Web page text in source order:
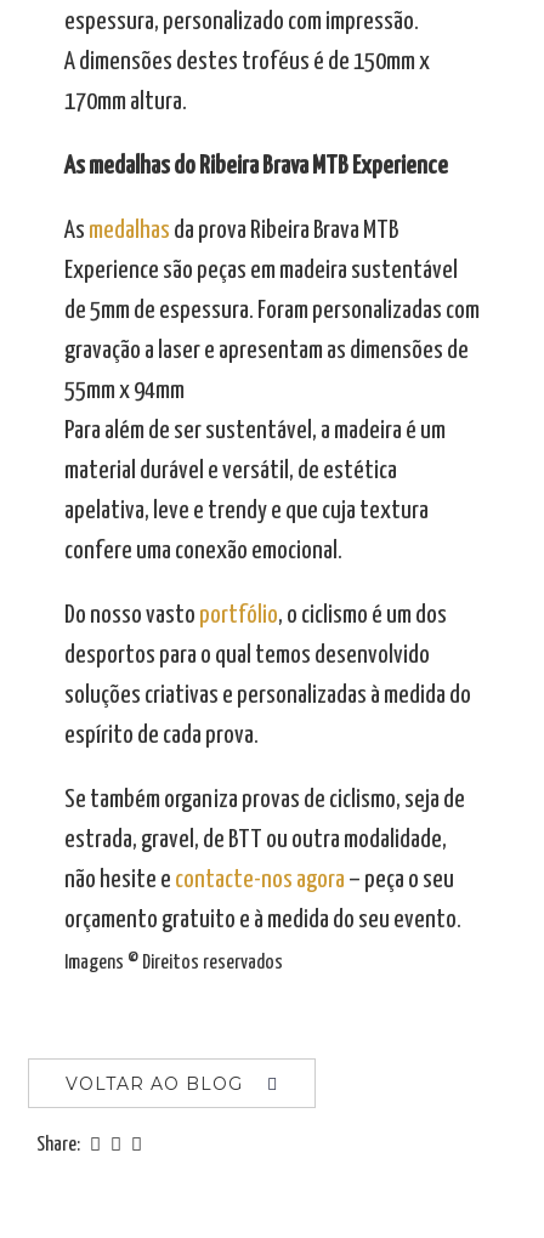
espessura, personalizado com impressão.
A dimensões destes troféus é de 150mm x
170mm altura.
As medalhas do Ribeira Brava MTB Experience
As medalhas da prova Ribeira Brava MTB
Experience são peças em madeira sustentável
de 5mm de espessura. Foram personalizadas com
gravação a laser e apresentam as dimensões de
55mm x 94mm
Para além de ser sustentável, a madeira é um
material durável e versátil, de estética
apelativa, leve e trendy e que cuja textura
confere uma conexão emocional.
Do nosso vasto portfólio, o ciclismo é um dos
desportos para o qual temos desenvolvido
soluções criativas e personalizadas à medida do
espírito de cada prova.
Se também organiza provas de ciclismo, seja de
estrada, gravel, de BTT ou outra modalidade,
não hesite e contacte-nos agora – peça o seu
orçamento gratuito e à medida do seu evento.
Imagens © Direitos reservados
VOLTAR AO BLOG
Share: